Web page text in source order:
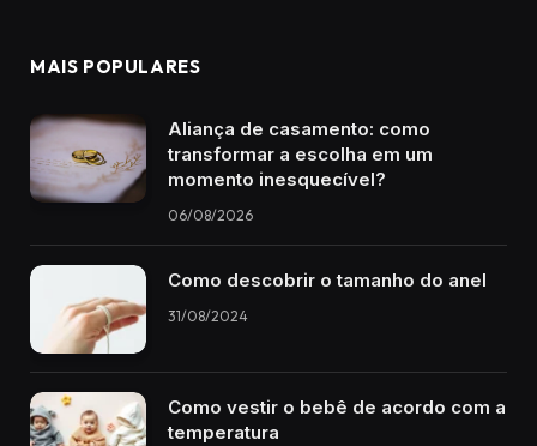
MAIS POPULARES
Aliança de casamento: como
transformar a escolha em um
momento inesquecível?
06/08/2026
Como descobrir o tamanho do anel
31/08/2024
Como vestir o bebê de acordo com a
temperatura